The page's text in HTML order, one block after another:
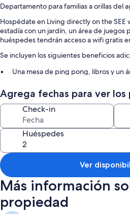
Departamento para familias a orillas del
Hospédate en Living directly on the SEE
estadía con un jardín, un área de juegos
huéspedes tendrán acceso a wifi gratis
Se incluyen los siguientes beneficios
Una mesa de ping pong, libros y un
Características de las habitaciones
Todas las habitaciones de Living directly
cuentan con comodidades tales como
También se incluyen los siguientes
habitaciones:
Baños con duchas y secadores de
Televisiones con canales de
Patios cercados privados, cocinas y
Agrega fechas para ver los
Check-in
Huéspedes
Ver
Más información
propiedad